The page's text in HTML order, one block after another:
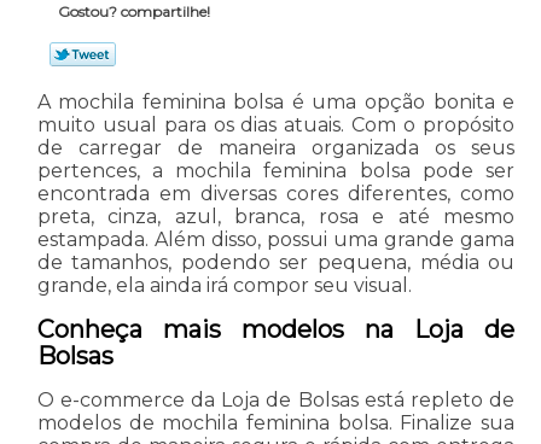
Gostou? compartilhe!
A mochila feminina bolsa é uma opção bonita e
muito usual para os dias atuais. Com o propósito
de carregar de maneira organizada os seus
pertences, a mochila feminina bolsa pode ser
encontrada em diversas cores diferentes, como
preta, cinza, azul, branca, rosa e até mesmo
estampada. Além disso, possui uma grande gama
de tamanhos, podendo ser pequena, média ou
grande, ela ainda irá compor seu visual.
Conheça mais modelos na Loja de
Bolsas
O e-commerce da Loja de Bolsas está repleto de
modelos de mochila feminina bolsa. Finalize sua